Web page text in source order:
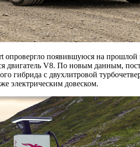
опровергло появившуюся на
двигатель V8. По новым данным,
гибрида с двухлитровой
электрическим довеском.